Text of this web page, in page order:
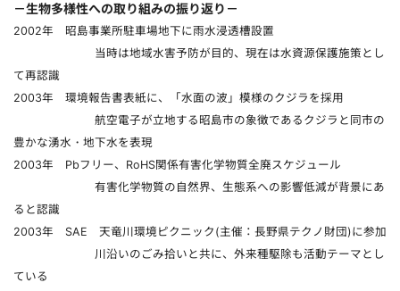
－生物多様性への取り組みの振り返り－
2002年 昭島事業所駐車場地下に雨水浸透槽設置
当時は地域水害予防が目的、現在は水資源保護施策とし
て再認識
2003年 環境報告書表紙に、「水面の波」模様のクジラを採用
航空電子が立地する昭島市の象徴であるクジラと同市の
豊かな湧水・地下水を表現
2003年 Pbフリー、RoHS関係有害化学物質全廃スケジュール
有害化学物質の自然界、生態系への影響低減が背景にあ
ると認識
2003年 SAE 天竜川環境ピクニック(主催：長野県テクノ財団)に参加
川沿いのごみ拾いと共に、外来種駆除も活動テーマとし
ている